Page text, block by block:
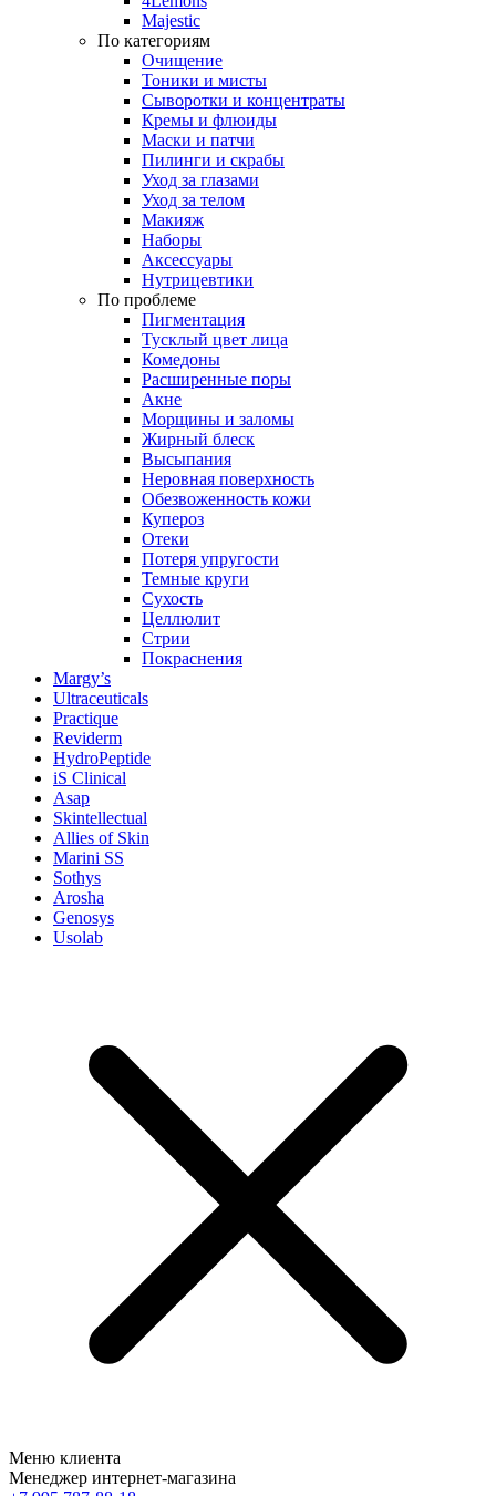
Majestic
По категориям
Очищение
Тоники и мисты
Сыворотки и концентраты
Кремы и флюиды
Маски и патчи
Пилинги и скрабы
Уход за глазами
Уход за телом
Макияж
Наборы
Аксессуары
Нутрицевтики
По проблеме
Пигментация
Тусклый цвет лица
Комедоны
Расширенные поры
Акне
Морщины и заломы
Жирный блеск
Высыпания
Неровная поверхность
Обезвоженность кожи
Купероз
Отеки
Потеря упругости
Темные круги
Сухость
Целлюлит
Стрии
Покраснения
Margy’s
Ultraceuticals
Practique
Reviderm
HydroPeptide
iS Clinical
Asap
Skintellectual
Allies of Skin
Marini SS
Sothys
Arosha
Genosys
Usolab
Меню клиента
Менеджер интернет-магазина